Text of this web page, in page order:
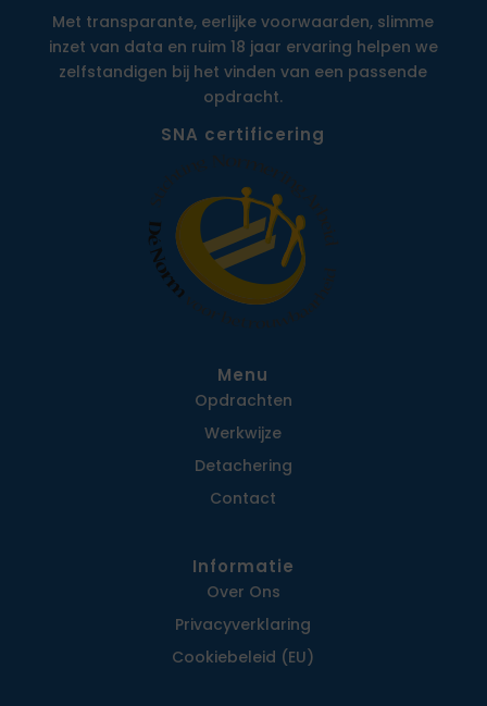
Met transparante, eerlijke voorwaarden, slimme
inzet van data en ruim 18 jaar ervaring helpen we
zelfstandigen bij het vinden van een passende
opdracht.
SNA certificering
Menu
Opdrachten
Werkwijze
Detachering
Contact
Informatie
Over Ons
Privacy­verklaring
Cookiebeleid (EU)